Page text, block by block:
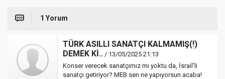
1 Yorum
TÜRK ASILLI SANATÇI KALMAMIŞ(!)
DEMEK Kİ.. / 13/05/2025 21:13
Konser verecek sanatçımız mı yoktu da, İsrail'li
sanatçı getiriyor? MEB sen ne yapıyorsun acaba!